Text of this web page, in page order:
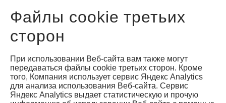
Файлы cookie третьих
сторон
При использовании Веб-сайта вам также могут
передаваться файлы cookie третьих сторон. Кроме
того, Компания использует сервис Яндекс Analytics
для анализа использования Веб-сайта. Сервис
Яндекс Analytics выдает статистическую и прочую